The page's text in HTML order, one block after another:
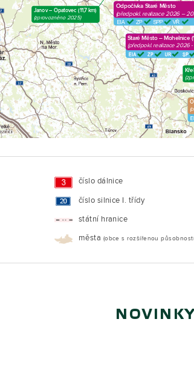
Staré Město – Mohelnice
(předpokl. realizace 2026 -
Odpočívka Staré Město
(předpokl. realizace 2026 –
Janov – Opatovec (11,7 km)
(zprovozněno 2025)
číslo dálnice
číslo silnice I. třídy
státní hranice
města (obce s rozšířenou